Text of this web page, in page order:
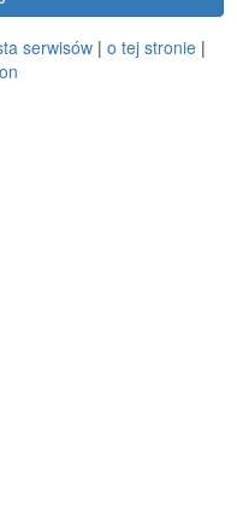
serwisów| o tej stronie|